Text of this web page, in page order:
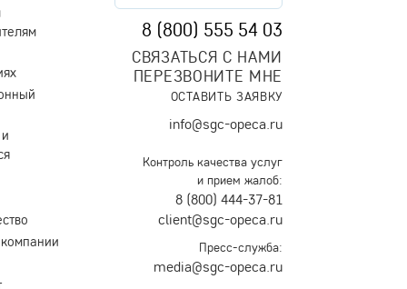
8 (800) 555 54 03
СВЯЗАТЬСЯ С НАМИ
ПЕРЕЗВОНИТЕ МНЕ
ОСТАВИТЬ ЗАЯВКУ
info@sgc-opeca.ru
Контроль качества услуг
и прием жалоб:
8 (800) 444-37-81
client@sgc-opeca.ru
Пресс-служба:
media@sgc-opeca.ru